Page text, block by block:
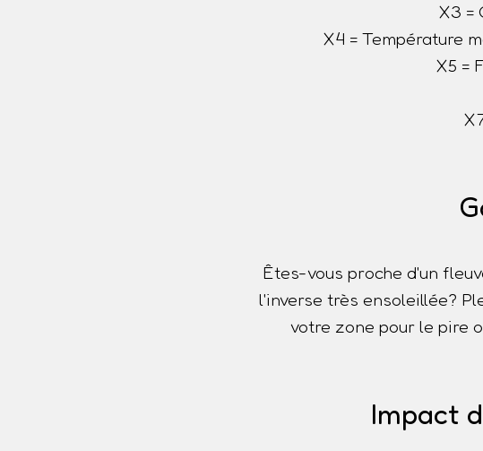
X3 =
X4 = Température
X5 =
Êtes-vous proche d'un
l'inverse très ensoleillée?
votre zone pour le pire
Impact